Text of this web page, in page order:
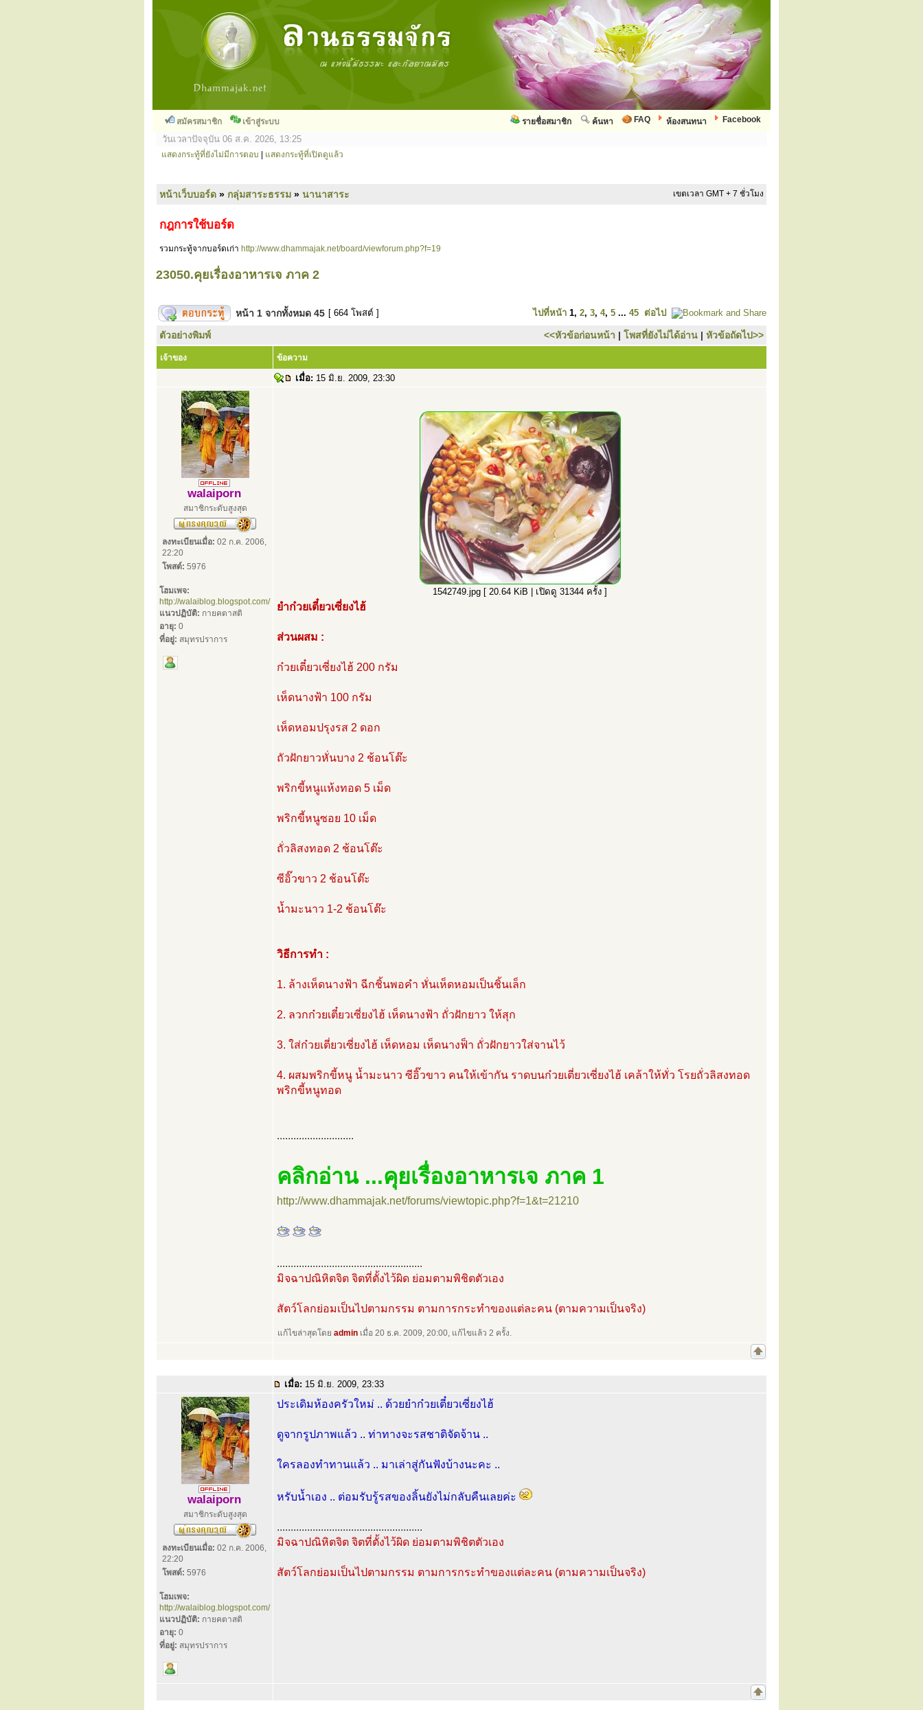
สมัครสมาชิก เข้าสู่ระบบ Facebook
ห้องสนทนา
FAQ
ค้นหา
รายชื่อสมาชิก
วันเวลาปัจจุบัน 06 ส.ค. 2026, 13:25
แสดงกระทู้ที่ยังไม่มีการตอบ แสดงกระทู้ที่เปิดดูแล้ว
หน้าเว็บบอร์ด » กลุ่มสาระธรรม » นานาสาระ เขตเวลา GMT + 7 ชั่วโมง
กฎการใช้บอร์ด
รวมกระทู้จากบอร์ดเก่า http://www.dhammajak.net/board/viewforum.php?f=19
23050.คุยเรื่องอาหารเจ ภาค 2
หน้า 1 จากทั้งหมด 45 [ 664 โพสต์ ] ไปที่หน้า 1, 2, 3, 4, 5 ... 45 ต่อไป
ตัวอย่างพิมพ์ <<หัวข้อก่อนหน้า | โพสที่ยังไม่ได้อ่าน | หัวข้อถัดไป>>
เจ้าของ ข้อความ
เมื่อ: 15 มิ.ย. 2009, 23:30
walaiporn
สมาชิกระดับสูงสุด
ลงทะเบียนเมื่อ: 02 ก.ค. 2006,
22:20
โพสต์: 5976
โฮมเพจ:
http://walaiblog.blogspot.com/
แนวปฏิบัติ: กายคตาสติ
อายุ: 0
ที่อยู่: สมุทรปราการ
1542749.jpg [ 20.64 KiB | เปิดดู 31344 ครั้ง ]
ยำก๋วยเตี๋ยวเซี่ยงไฮ้
ส่วนผสม :
ก๋วยเตี๋ยวเซี่ยงไฮ้ 200 กรัม
เห็ดนางฟ้า 100 กรัม
เห็ดหอมปรุงรส 2 ดอก
ถัวฝักยาวหั่นบาง 2 ช้อนโต๊ะ
พริกขี้หนูแห้งทอด 5 เม็ด
พริกขี้หนูซอย 10 เม็ด
ถั่วลิสงทอด 2 ช้อนโต๊ะ
ซีอิ๊วขาว 2 ช้อนโต๊ะ
น้ำมะนาว 1-2 ช้อนโต๊ะ
วิธีการทำ :
1. ล้างเห็ดนางฟ้า ฉีกชิ้นพอคำ หั่นเห็ดหอมเป็นชิ้นเล็ก
2. ลวกก๋วยเตี๋ยวเซี่ยงไฮ้ เห็ดนางฟ้า ถั่วฝักยาว ให้สุก
3. ใส่ก๋วยเตี่ยวเซี่ยงไฮ้ เห็ดหอม เห็ดนางฟ็า ถั่วฝักยาวใส่จานไว้
4. ผสมพริกขี้หนู น้ำมะนาว ซีอิ๊วขาว คนให้เข้ากัน ราดบนก๋วยเตี่ยวเซี่ยงไฮ้ เคล้าให้ทั่ว โรยถั่วลิสงทอด
พริกขี้หนูทอด
............................
คลิกอ่าน ...คุยเรื่องอาหารเจ ภาค 1
http://www.dhammajak.net/forums/viewtopic.php?f=1&t=21210
.....................................................
มิจฉาปณิหิตจิต จิตที่ตั้งไว้ผิด ย่อมตามพิชิตตัวเอง
สัตว์โลกย่อมเป็นไปตามกรรม ตามการกระทำของแต่ละคน (ตามความเป็นจริง)
แก้ไขล่าสุดโดย admin เมื่อ 20 ธ.ค. 2009, 20:00, แก้ไขแล้ว 2 ครั้ง.
เมื่อ: 15 มิ.ย. 2009, 23:33
walaiporn
สมาชิกระดับสูงสุด
ลงทะเบียนเมื่อ: 02 ก.ค. 2006,
22:20
โพสต์: 5976
โฮมเพจ:
http://walaiblog.blogspot.com/
แนวปฏิบัติ: กายคตาสติ
อายุ: 0
ที่อยู่: สมุทรปราการ
ประเดิมห้องครัวใหม่ .. ด้วยยำก๋วยเตี๋ยวเซี่ยงไฮ้
ดูจากรูปภาพแล้ว .. ท่าทางจะรสชาติจัดจ้าน ..
ใครลองทำทานแล้ว .. มาเล่าสู่กันฟังบ้างนะคะ ..
หรับน้ำเอง .. ต่อมรับรู้รสของลิ้นยังไม่กลับคืนเลยค่ะ
.....................................................
มิจฉาปณิหิตจิต จิตที่ตั้งไว้ผิด ย่อมตามพิชิตตัวเอง
สัตว์โลกย่อมเป็นไปตามกรรม ตามการกระทำของแต่ละคน (ตามความเป็นจริง)